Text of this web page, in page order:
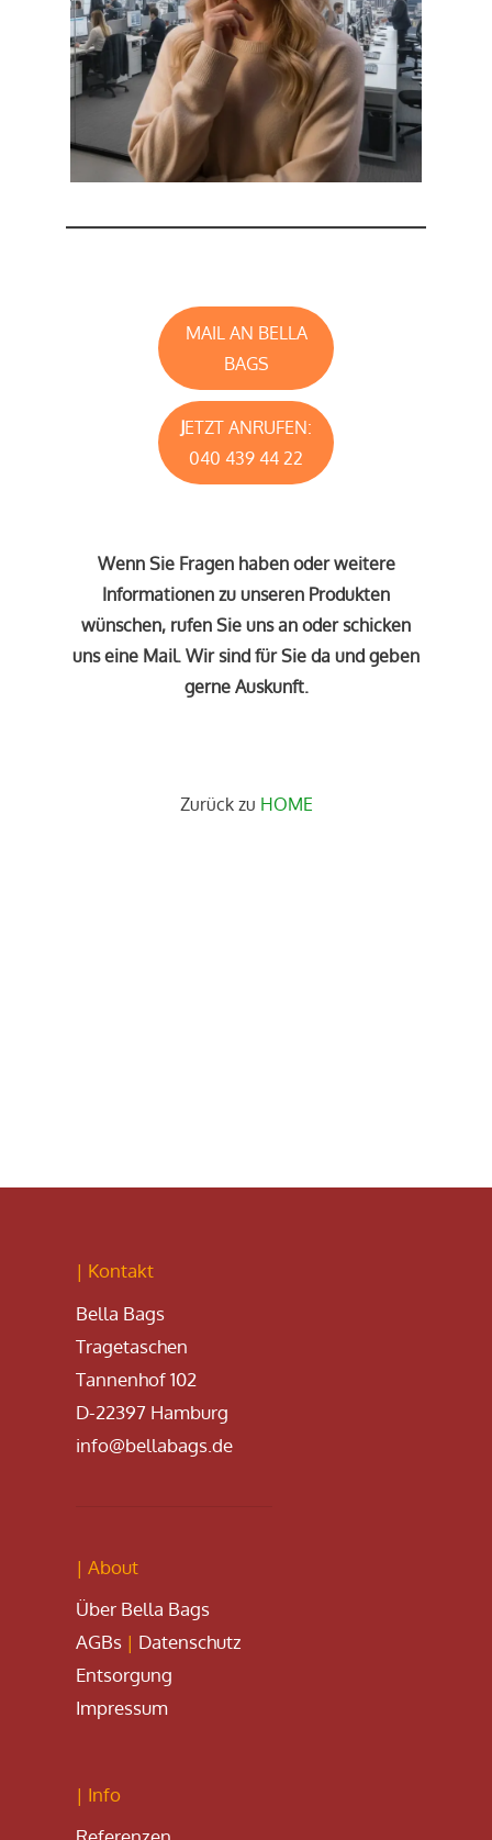
MAIL AN BELLA
BAGS
JETZT ANRUFEN:
040 439 44 22
Wenn Sie Fragen haben oder weitere
Informationen zu unseren Produkten
wünschen, rufen Sie uns an oder schicken
uns eine Mail. Wir sind für Sie da und geben
gerne Auskunft.
Zurück zu HOME
| Kontakt
Bella Bags
Tragetaschen
Tannenhof 102
D-22397 Hamburg
info@bellabags.de
| About
Über Bella Bags
AGBs | Datenschutz
Entsorgung
Impressum
| Info